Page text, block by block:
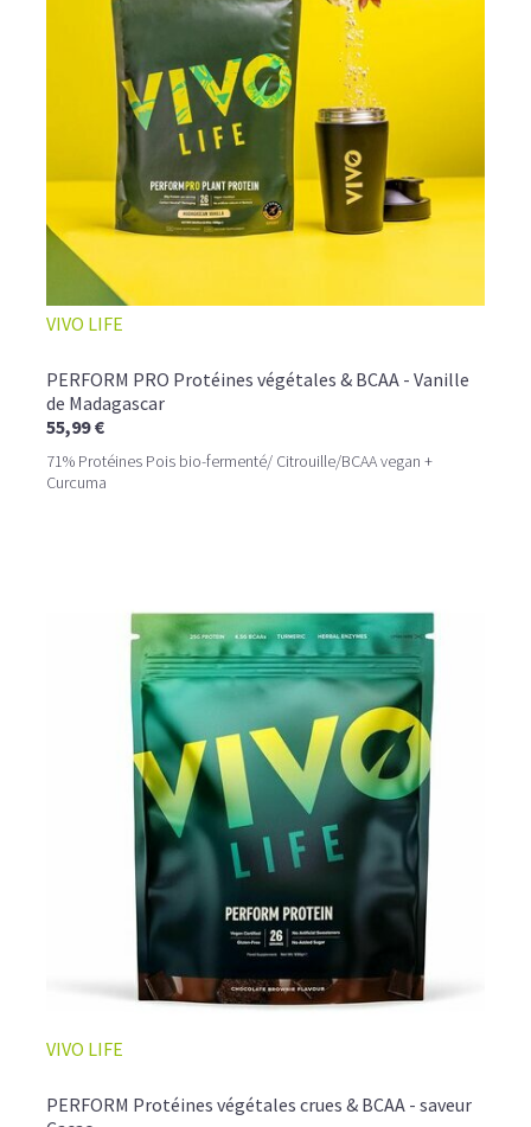
VIVO LIFE
PERFORM PRO Protéines végétales & BCAA - Vanille
de Madagascar
55,99 €
71% Protéines Pois bio-fermenté/ Citrouille/BCAA vegan +
Curcuma
VIVO LIFE
PERFORM Protéines végétales crues & BCAA - saveur